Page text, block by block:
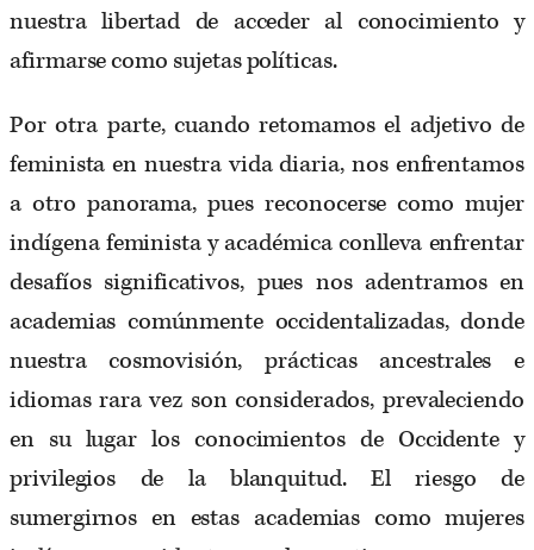
nuestra libertad de acceder al conocimiento y
afirmarse como sujetas políticas.
Por otra parte, cuando retomamos el adjetivo de
feminista en nuestra vida diaria, nos enfrentamos
a otro panorama, pues reconocerse como mujer
indígena feminista y académica conlleva enfrentar
desafíos significativos, pues nos adentramos en
academias comúnmente occidentalizadas, donde
nuestra cosmovisión, prácticas ancestrales e
idiomas rara vez son considerados, prevaleciendo
en su lugar los conocimientos de Occidente y
privilegios de la blanquitud. El riesgo de
sumergirnos en estas academias como mujeres